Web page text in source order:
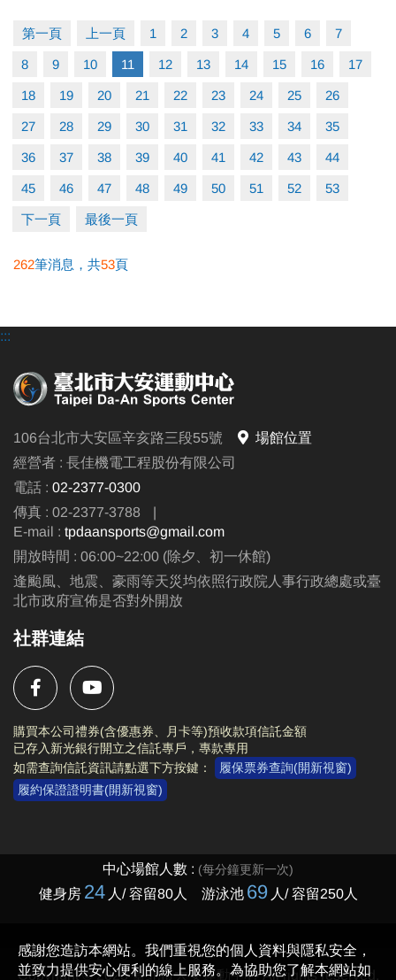
造成不便 敬請見諒
第一頁 上一頁 1 2 3 4 5 6 7
8 9 10 11 12 13 14 15 16 17
18 19 20 21 22 23 24 25 26
27 28 29 30 31 32 33 34 35
36 37 38 39 40 41 42 43 44
45 46 47 48 49 50 51 52 53
下一頁 最後一頁
262筆消息，共53頁
:::
106台北市大安區辛亥路三段55號
場館位置
經營者 : 長佳機電工程股份有限公司
電話 : 02-2377-0300
傳真 : 02-2377-3788
|
E-mail : tpdaansports@gmail.com
開放時間 : 06:00~22:00 (除夕、初一休館)
逢颱風、地震、豪雨等天災均依照行政院人事行政總處或臺
北市政府宣佈是否對外開放
社群連結
購買本公司禮券(含優惠券、月卡等)預收款項信託金額
已存入新光銀行開立之信託專戶，專款專用
如需查詢信託資訊請點選下方按鍵：
履保票券查詢(開新視窗)
履約保證證明書(開新視窗)
Copyright © 2023 臺北市大安運動中心 All rights reserved.